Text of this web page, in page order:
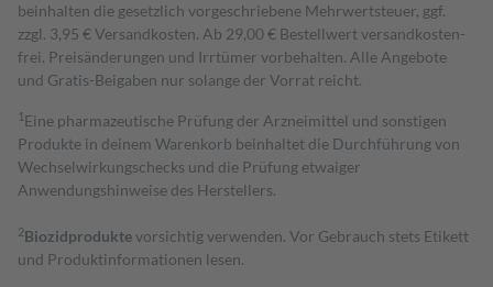
beinhalten die gesetzlich vorgeschriebene Mehrwertsteuer, ggf.
zzgl. 3,95 € Versandkosten. Ab 29,00 € Bestell­wert versand­kosten­
frei. Preisänderungen und Irrtümer vorbehalten. Alle Angebote
und Gratis-Beigaben nur solange der Vorrat reicht.
1 Eine pharmazeutische Prüfung der Arzneimittel und sonstigen
Produkte in deinem Warenkorb beinhaltet die Durchführung von
Wechselwirkungschecks und die Prüfung etwaiger
Anwendungshinweise des Herstellers.
2Biozidproduktevorsichtig verwenden. Vor Gebrauch stets Etikett
und Produktinformationen lesen.